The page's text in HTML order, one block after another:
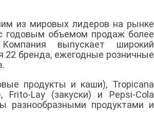
из мировых лидеров на рынке
годовым объемом продаж более
выпускает широкий
22 бренда, ежегодные розничные
продукты и каши), Tropicana
Frito-Lay (закуски) и Pepsi-Cola
разнообразными продуктами и